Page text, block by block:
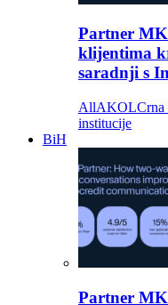
Partner
klijentima
saradnji s
AllAKOLCrna
institucije
BiH
Partner